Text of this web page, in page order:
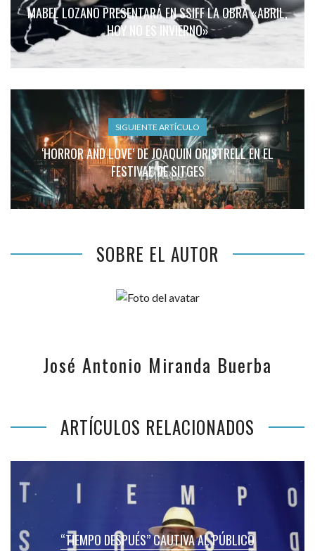
MABEL LOZANO PRESENTARÁ EN SSIFF LA OBRA «ABRIL,
HOY NO ES INVIERNO»
SIGUIENTE ARTÍCULO
‘HORROR AND LOVE’ DE JOAQUIN ORISTRELL EN EL
FESTIVAL DE SITGES
SOBRE EL AUTOR
José Antonio Miranda Buerba
ARTÍCULOS RELACIONADOS
“TIEMPO DESPUÉS” CAUTIVA AL PÚBLICO